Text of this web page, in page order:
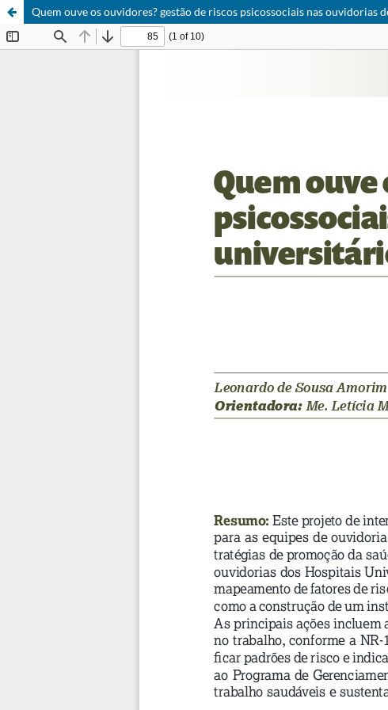
Quem ouve os ouvidores? gestão de riscos psicossociais nas ouvidorias